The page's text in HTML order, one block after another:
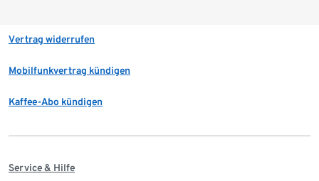
Vertrag widerrufen
Mobilfunkvertrag kündigen
Kaffee-Abo kündigen
Service & Hilfe